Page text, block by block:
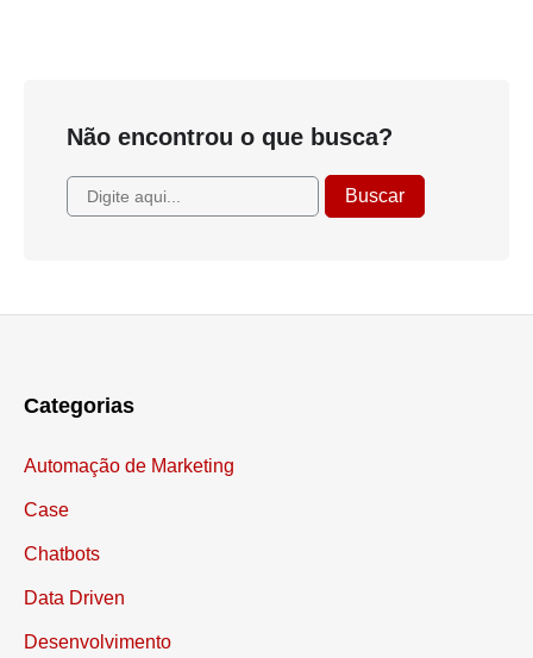
Não encontrou o que busca?
Categorias
Automação de Marketing
Case
Chatbots
Data Driven
Desenvolvimento